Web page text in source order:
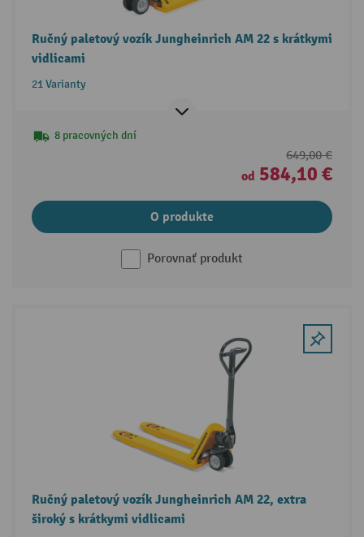
Ručný paletový vozík Jungheinrich AM 22 s krátkymi
vidlicami
21 Varianty
8 pracovných dní
649,00 €
od 584,10 €
O produkte
Porovnať produkt
Ručný paletový vozík Jungheinrich AM 22, extra
široký s krátkymi vidlicami